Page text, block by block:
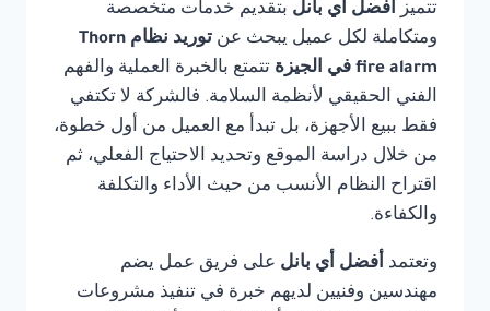
تتميز أفضل أي بانل بتقديم خدمات متخصصة
ومتكاملة لكل عميل يبحث عن
توريد نظام Thorn
fire alarm في الجيزة
تتمتع بالخبرة العملية والفهم
الفني الحقيقي لأنظمة السلامة. فالشركة لا تكتفي
فقط ببيع الأجهزة، بل تبدأ مع العميل من أول خطوة،
من خلال دراسة الموقع وتحديد الاحتياج الفعلي، ثم
اقتراح النظام الأنسب من حيث الأداء والتكلفة
والكفاءة.
وتعتمد أفضل أي بانل على فريق عمل يضم
مهندسين وفنيين لديهم خبرة في تنفيذ مشروعات